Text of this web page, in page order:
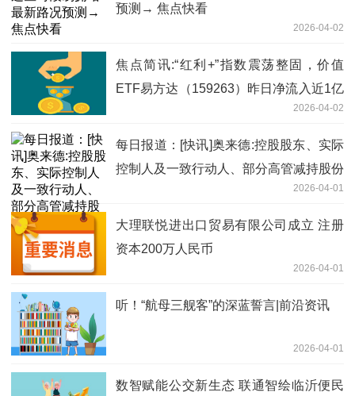
预测→ 焦点快看
2026-04-02
焦点简讯:“红利+”指数震荡整固，价值
ETF易方达（159263）昨日净流入近1亿
2026-04-02
每日报道：[快讯]奥来德:控股股东、实际
控制人及一致行动人、部分高管减持股份
2026-04-01
大理联悦进出口贸易有限公司成立 注册
资本200万人民币
2026-04-01
听！“航母三舰客”的深蓝誓言|前沿资讯
2026-04-01
数智赋能公交新生态 联通智绘临沂便民